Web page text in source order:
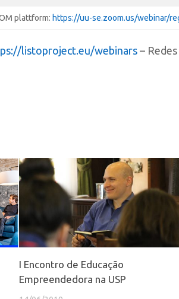
plattform: https://uu-se.zoom.us/webinar/
listoproject.eu/webinars –
I Encontro de Educação
Empreendedora na USP